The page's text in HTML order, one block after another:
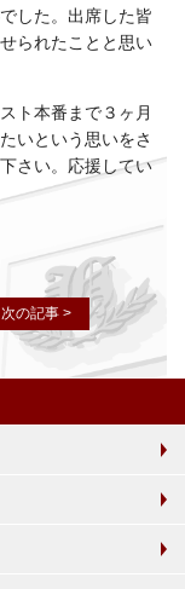
した。出席した皆
られたことと思い
ト本番まで３ヶ月
いという思いをさ
さい。応援してい
次の記事 >